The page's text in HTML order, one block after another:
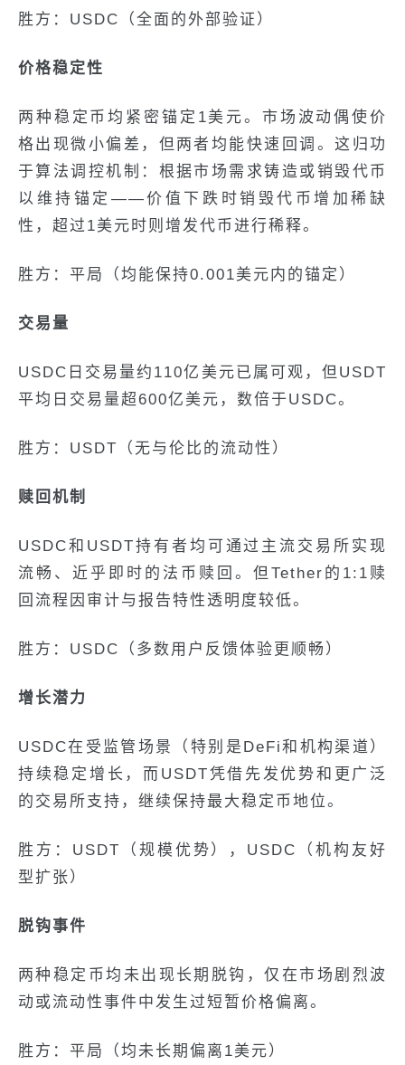
胜方：USDC（全面的外部验证）
价格稳定性
两种稳定币均紧密锚定1美元。市场波动偶使价
格出现微小偏差，但两者均能快速回调。这归功
于算法调控机制：根据市场需求铸造或销毁代币
以维持锚定——价值下跌时销毁代币增加稀缺
性，超过1美元时则增发代币进行稀释。
胜方：平局（均能保持0.001美元内的锚定）
交易量
USDC日交易量约110亿美元已属可观，但USDT
平均日交易量超600亿美元，数倍于USDC。
胜方：USDT（无与伦比的流动性）
赎回机制
USDC和USDT持有者均可通过主流交易所实现
流畅、近乎即时的法币赎回。但Tether的1:1赎
回流程因审计与报告特性透明度较低。
胜方：USDC（多数用户反馈体验更顺畅）
增长潜力
USDC在受监管场景（特别是DeFi和机构渠道）
持续稳定增长，而USDT凭借先发优势和更广泛
的交易所支持，继续保持最大稳定币地位。
胜方：USDT（规模优势），USDC（机构友好
型扩张）
脱钩事件
两种稳定币均未出现长期脱钩，仅在市场剧烈波
动或流动性事件中发生过短暂价格偏离。
胜方：平局（均未长期偏离1美元）